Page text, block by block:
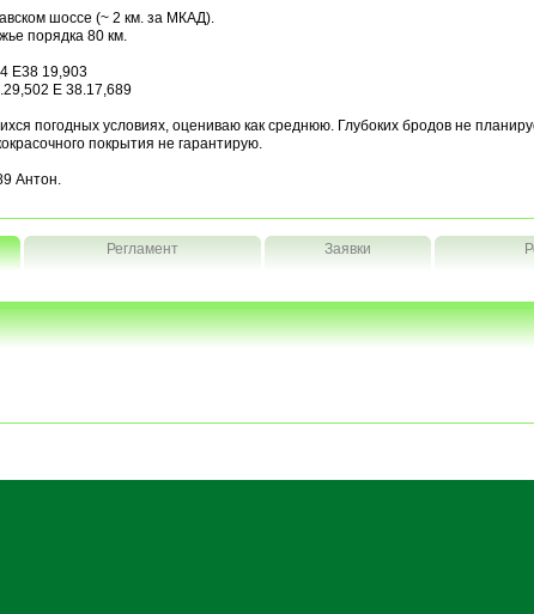
шоссе (~ 2 км. за МКАД).
порядка 80 км.
E38 19,903
E 38.17,689
погодных условиях, оцениваю как среднюю. Глубоких бродов не
покрытия не гарантирую.
Антон.
Регламент Заявки